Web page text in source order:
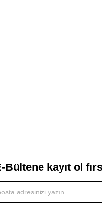
Bültene kayıt ol